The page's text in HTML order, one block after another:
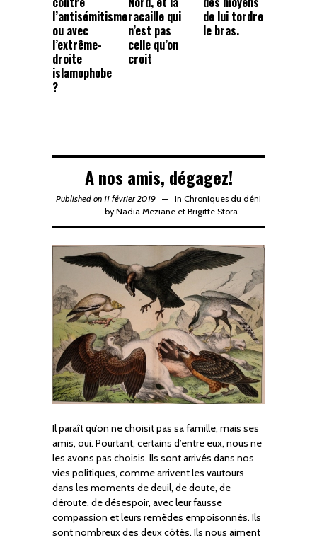
l’antisémitisme
ou avec
l’extrême-
droite
islamophobe
?
racaille qui
n’est pas
celle qu’on
croit
de lui tordre
le bras.
A nos amis, dégagez!
Published on 11 février 2019 in Chroniques du déni
— by Nadia Meziane et Brigitte Stora
Il paraît qu’on ne choisit pas sa famille, mais ses
amis, oui. Pourtant, certains d’entre eux, nous ne
les avons pas choisis. Ils sont arrivés dans nos
vies politiques, comme arrivent les vautours
dans les moments de deuil, de doute, de
déroute, de désespoir, avec leur fausse
compassion et leurs remèdes empoisonnés. Ils
sont nombreux des deux côtés. Ils nous aiment